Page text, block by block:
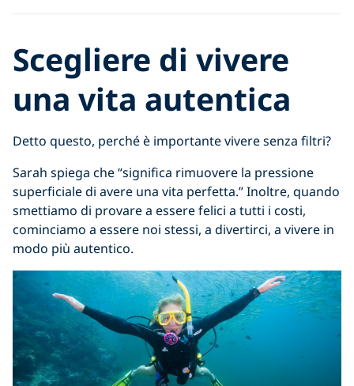
Scegliere di vivere
una vita autentica
Detto questo, perché è importante vivere senza filtri?
Sarah spiega che “significa rimuovere la pressione
superficiale di avere una vita perfetta.” Inoltre, quando
smettiamo di provare a essere felici a tutti i costi,
cominciamo a essere noi stessi, a divertirci, a vivere in
modo più autentico.